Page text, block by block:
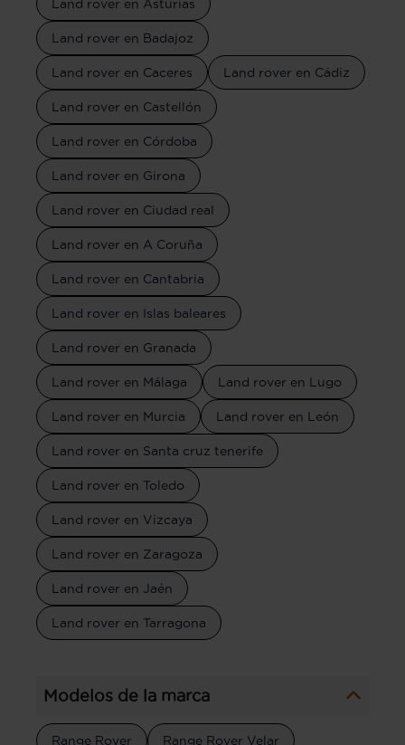
Land rover en Asturias
Land rover en Badajoz
Land rover en Caceres Land rover en Cádiz
Land rover en Castellón
Land rover en Córdoba
Land rover en Girona
Land rover en Ciudad real
Land rover en A Coruña
Land rover en Cantabria
Land rover en Islas baleares
Land rover en Granada
Land rover en Málaga Land rover en Lugo
Land rover en Murcia Land rover en León
Land rover en Santa cruz tenerife
Land rover en Toledo
Land rover en Vizcaya
Land rover en Zaragoza
Land rover en Jaén
Land rover en Tarragona
Modelos de la marca
Range Rover Range Rover Velar